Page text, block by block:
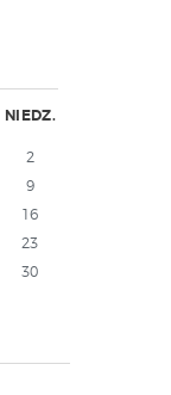
NIEDZ.
2
9
16
23
30